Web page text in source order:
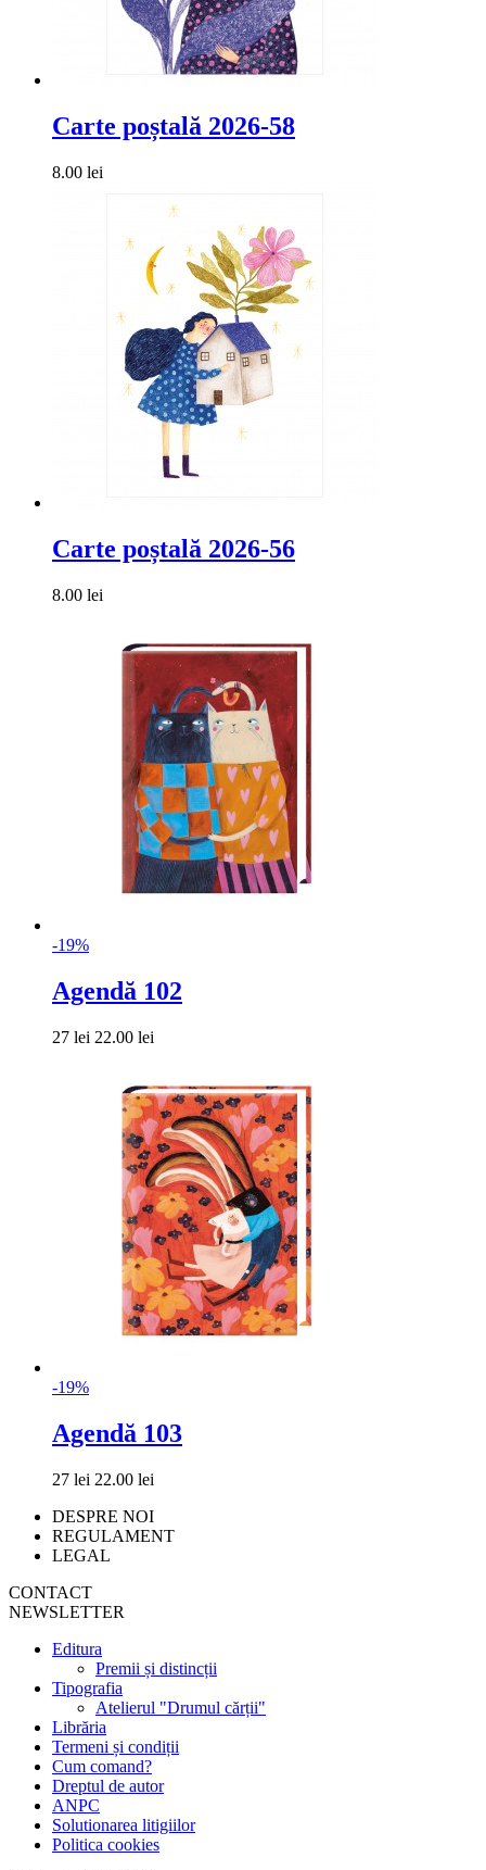
Carte poștală 2026-58
8.00 lei
Carte poștală 2026-56
8.00 lei
-19%
Agendă 102
27 lei 22.00 lei
-19%
Agendă 103
27 lei 22.00 lei
DESPRE NOI
REGULAMENT
LEGAL
CONTACT
NEWSLETTER
Editura
Premii și distincții
Tipografia
Atelierul "Drumul cărții"
Librăria
Termeni și condiții
Cum comand?
Dreptul de autor
ANPC
Solutionarea litigiilor
Politica cookies